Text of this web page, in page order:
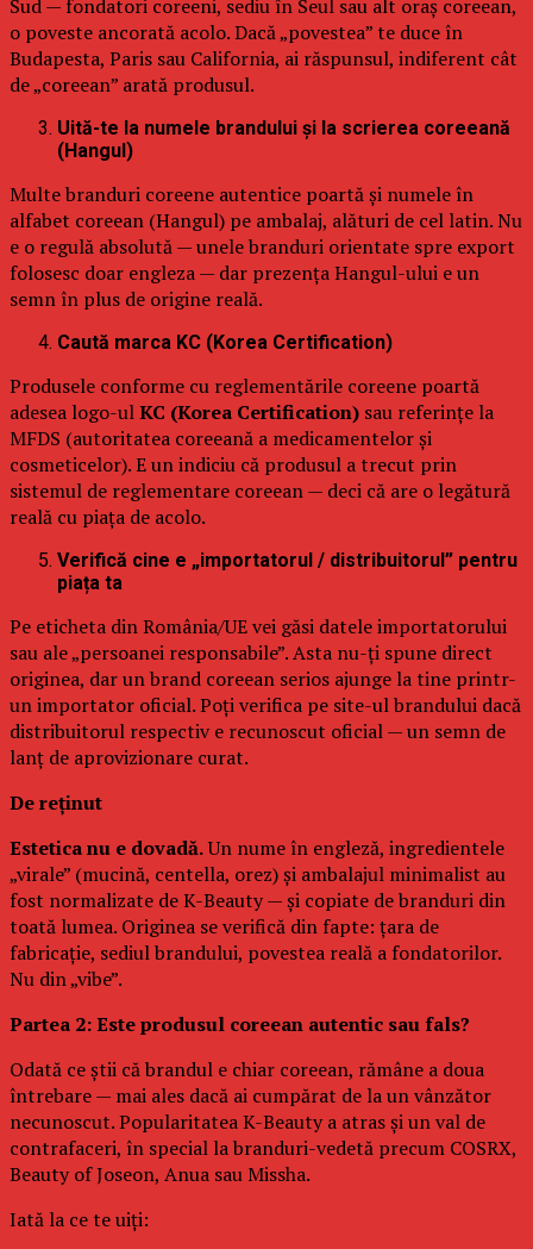
Sud — fondatori coreeni, sediu în Seul sau alt oraș coreean,
o poveste ancorată acolo. Dacă „povestea” te duce în
Budapesta, Paris sau California, ai răspunsul, indiferent cât
de „coreean” arată produsul.
Uită-te la numele brandului și la scrierea coreeană
(Hangul)
Multe branduri coreene autentice poartă și numele în
alfabet coreean (Hangul) pe ambalaj, alături de cel latin. Nu
e o regulă absolută — unele branduri orientate spre export
folosesc doar engleza — dar prezența Hangul-ului e un
semn în plus de origine reală.
Caută marca KC (Korea Certification)
Produsele conforme cu reglementările coreene poartă
adesea logo-ulKC (Korea Certification) sau referințe la
MFDS (autoritatea coreeană a medicamentelor și
cosmeticelor). E un indiciu că produsul a trecut prin
sistemul de reglementare coreean — deci că are o legătură
reală cu piața de acolo.
Verifică cine e „importatorul / distribuitorul” pentru
piața ta
Pe eticheta din România/UE vei găsi datele importatorului
sau ale „persoanei responsabile”. Asta nu-ți spune direct
originea, dar un brand coreean serios ajunge la tine printr-
un importator oficial. Poți verifica pe site-ul brandului dacă
distribuitorul respectiv e recunoscut oficial — un semn de
lanț de aprovizionare curat.
De reținut
Estetica nu e dovadă.Un nume în engleză, ingredientele
„virale” (mucină, centella, orez) și ambalajul minimalist au
fost normalizate de K-Beauty — și copiate de branduri din
toată lumea. Originea se verifică din fapte: țara de
fabricație, sediul brandului, povestea reală a fondatorilor.
Nu din „vibe”.
Partea 2: Este produsul coreean autentic sau fals?
Odată ce știi că brandul e chiar coreean, rămâne a doua
întrebare — mai ales dacă ai cumpărat de la un vânzător
necunoscut. Popularitatea K-Beauty a atras și un val de
contrafaceri, în special la branduri-vedetă precum COSRX,
Beauty of Joseon, Anua sau Missha.
Iată la ce te uiți: